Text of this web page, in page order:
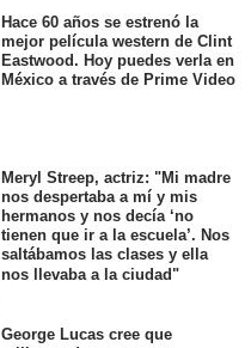
Hace 60 años se estrenó la
mejor película western de Clint
Eastwood. Hoy puedes verla en
México a través de Prime Video
Meryl Streep, actriz: "Mi madre
nos despertaba a mí y mis
hermanos y nos decía ‘no
tienen que ir a la escuela’. Nos
saltábamos las clases y ella
nos llevaba a la ciudad"
George Lucas cree que